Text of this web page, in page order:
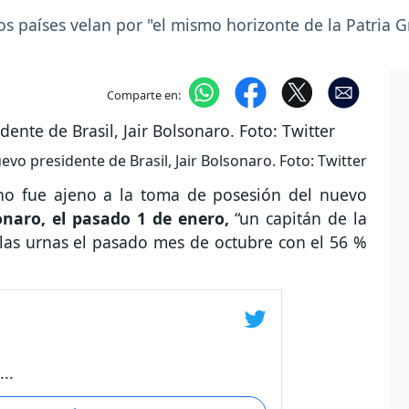
países velan por "el mismo horizonte de la Patria
Comparte en:
presidente de Brasil, Jair Bolsonaro. Foto: Twitter
fue ajeno a la toma de posesión del nuevo
el pasado 1 de enero, “un capitán de la
urnas el pasado mes de octubre con el 56 %